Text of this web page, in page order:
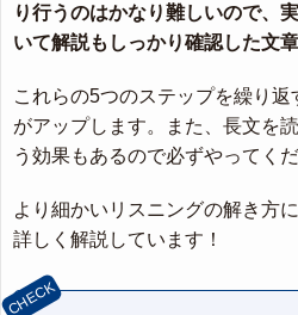
り行うのはかなり難しいので、
いて解説もしっかり確認した文
これらの5つのステップを繰り返
がアップします。また、長文を
う効果もあるので必ずやってくだ
より細かいリスニングの解き方
詳しく解説しています！